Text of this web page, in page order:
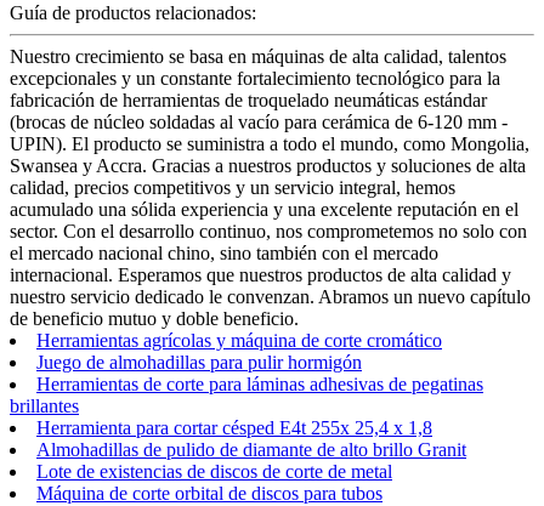
Guía de productos relacionados:
Nuestro crecimiento se basa en máquinas de alta calidad, talentos
excepcionales y un constante fortalecimiento tecnológico para la
fabricación de herramientas de troquelado neumáticas estándar
(brocas de núcleo soldadas al vacío para cerámica de 6-120 mm -
UPIN). El producto se suministra a todo el mundo, como Mongolia,
Swansea y Accra. Gracias a nuestros productos y soluciones de alta
calidad, precios competitivos y un servicio integral, hemos
acumulado una sólida experiencia y una excelente reputación en el
sector. Con el desarrollo continuo, nos comprometemos no solo con
el mercado nacional chino, sino también con el mercado
internacional. Esperamos que nuestros productos de alta calidad y
nuestro servicio dedicado le convenzan. Abramos un nuevo capítulo
de beneficio mutuo y doble beneficio.
Herramientas agrícolas y máquina de corte cromático
Juego de almohadillas para pulir hormigón
Herramientas de corte para láminas adhesivas de pegatinas
brillantes
Herramienta para cortar césped E4t 255x 25,4 x 1,8
Almohadillas de pulido de diamante de alto brillo Granit
Lote de existencias de discos de corte de metal
Máquina de corte orbital de discos para tubos